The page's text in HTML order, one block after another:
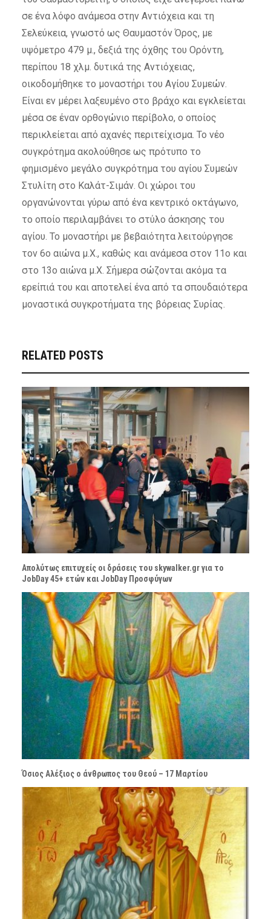
σε ένα λόφο ανάμεσα στην Αντιόχεια και τη
Σελεύκεια, γνωστό ως Θαυμαστόν Όρος, με
υψόμετρο 479 μ., δεξιά της όχθης του Ορόντη,
περίπου 18 χλμ. δυτικά της Αντιόχειας,
οικοδομήθηκε το μοναστήρι του Αγίου Συμεών.
Είναι εν μέρει λαξευμένο στο βράχο και εγκλείεται
μέσα σε έναν ορθογώνιο περίβολο, ο οποίος
περικλείεται από αχανές περιτείχισμα. Το νέο
συγκρότημα ακολούθησε ως πρότυπο το
φημισμένο μεγάλο συγκρότημα του αγίου Συμεών
Στυλίτη στο Καλάτ-Σιμάν. Οι χώροι του
οργανώνονται γύρω από ένα κεντρικό οκτάγωνο,
το οποίο περιλαμβάνει το στύλο άσκησης του
αγίου. Το μοναστήρι με βεβαιότητα λειτούργησε
τον 6ο αιώνα μ.Χ., καθώς και ανάμεσα στον 11ο και
στο 13ο αιώνα μ.Χ. Σήμερα σώζονται ακόμα τα
ερείπιά του και αποτελεί ένα από τα σπουδαιότερα
μοναστικά συγκροτήματα της βόρειας Συρίας.
RELATED POSTS
Απολύτως επιτυχείς οι δράσεις του skywalker.gr για το
JobDay 45+ ετών και JobDay Προσφύγων
Όσιος Αλέξιος ο άνθρωπος του Θεού – 17 Μαρτίου